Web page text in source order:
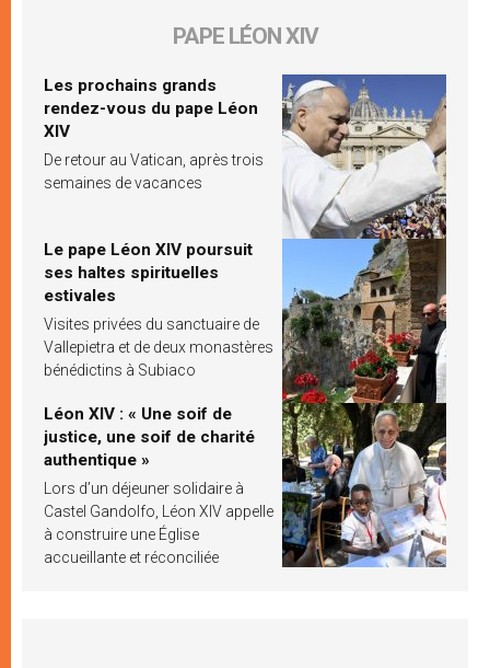
PAPE LÉON XIV
Les prochains grands
rendez-vous du pape Léon
XIV
De retour au Vatican, après trois
semaines de vacances
Le pape Léon XIV poursuit
ses haltes spirituelles
estivales
Visites privées du sanctuaire de
Vallepietra et de deux monastères
bénédictins à Subiaco
Léon XIV : « Une soif de
justice, une soif de charité
authentique »
Lors d’un déjeuner solidaire à
Castel Gandolfo, Léon XIV appelle
à construire une Église
accueillante et réconciliée